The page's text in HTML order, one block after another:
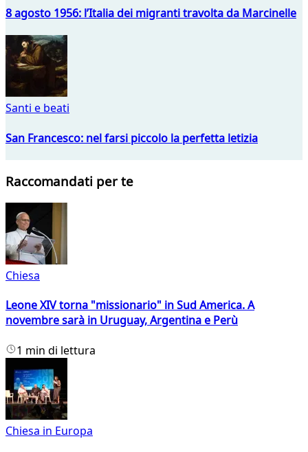
8 agosto 1956: l’Italia dei migranti travolta da Marcinelle
Santi e beati
San Francesco: nel farsi piccolo la perfetta letizia
Raccomandati per te
Chiesa
Leone XIV torna "missionario" in Sud America. A
novembre sarà in Uruguay, Argentina e Perù
1 min di lettura
Chiesa in Europa